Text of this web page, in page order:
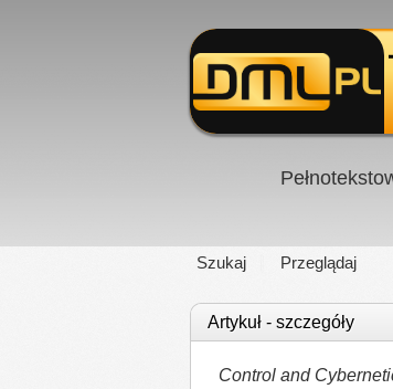
Szukaj Przeglądaj
Artykuł - szczegóły
Control and